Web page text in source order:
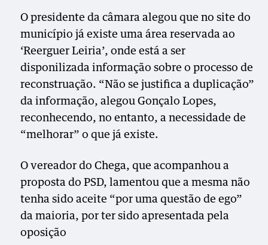
O presidente da câmara alegou que no site do
município já existe uma área reservada ao
‘Reerguer Leiria’, onde está a ser
disponilizada informação sobre o processo de
reconstruação. “Não se justifica a duplicação”
da informação, alegou Gonçalo Lopes,
reconhecendo, no entanto, a necessidade de
“melhorar” o que já existe.
O vereador do Chega, que acompanhou a
proposta do PSD, lamentou que a mesma não
tenha sido aceite “por uma questão de ego”
da maioria, por ter sido apresentada pela
oposição